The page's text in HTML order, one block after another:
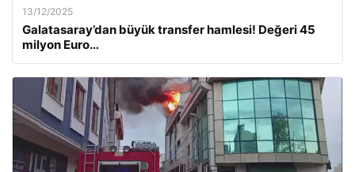
13/12/2025
Galatasaray’dan büyük transfer hamlesi! Değeri 45
milyon Euro…